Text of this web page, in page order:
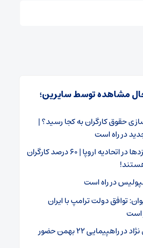
مشاهده توسط سایرین؛
حقوق کارگران به کجا رسید؟ |
در راه است
آمار دستمزدها در اتحادیه اروپا | ۶۰ درصد کارگران
در راه است
توافق دولت ترامپ با ایران
است
چرا احمدی نژاد در راهپیمایی ۲۲ بهمن حضور